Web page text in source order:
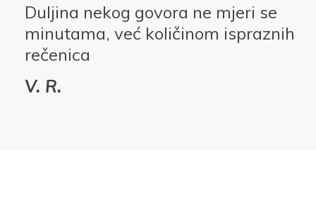
Duljina nekog govora ne mjeri se
minutama, već količinom ispraznih
rečenica
V. R.